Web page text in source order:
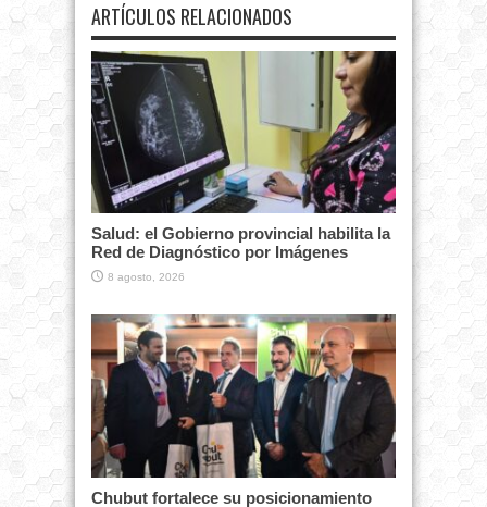
ARTÍCULOS RELACIONADOS
Salud: el Gobierno provincial habilita la
Red de Diagnóstico por Imágenes
8 agosto, 2026
Chubut fortalece su posicionamiento